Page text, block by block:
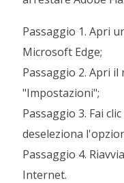
Passaggio 1. Apri
Microsoft Edge;
Passaggio 2. Apri
"Impostazioni";
Passaggio 3. Fai
deseleziona
Passaggio 4.
Internet.